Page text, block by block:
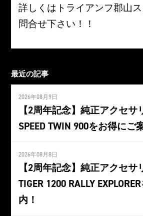
詳しくはトライアンフ郡山
問合せ下さい！！
最近の記事
2026年08月9日
【2周年記念】純正アクセ
SPEED TWIN 900をお得にご
2026年08月8日
【2周年記念】純正アクセ
TIGER 1200 RALLY
内！